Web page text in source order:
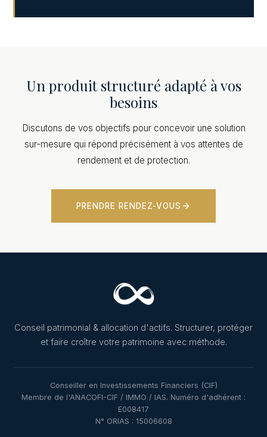
Un produit structuré adapté à vos
besoins
Discutons de vos objectifs pour concevoir une solution
sur-mesure qui répond précisément à vos attentes de
rendement et de protection.
PRENDRE RENDEZ-VOUS
Conseil patrimonial & allocation d'actifs. Structurer, protéger
et faire croître votre patrimoine avec méthode.
Conseiller en Investissements Financiers (CIF)
Membre de l'ANACOFI-CIF / IMMO / IAS. Numéro d'adhérent :
E008417
N° ORIAS : 15006608